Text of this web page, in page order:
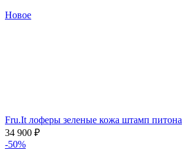
Новое
Fru.It лоферы зеленые кожа штамп питона
34 900 ₽
-50%